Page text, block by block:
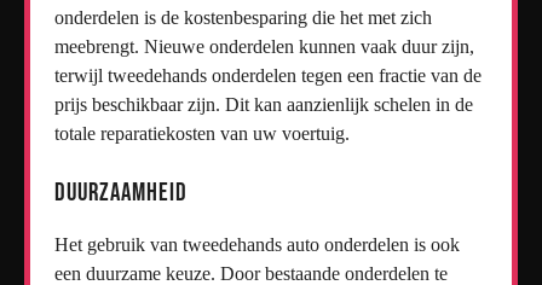
onderdelen is de kostenbesparing die het met zich
meebrengt. Nieuwe onderdelen kunnen vaak duur zijn,
terwijl tweedehands onderdelen tegen een fractie van de
prijs beschikbaar zijn. Dit kan aanzienlijk schelen in de
totale reparatiekosten van uw voertuig.
Duurzaamheid
Het gebruik van tweedehands auto onderdelen is ook
een duurzame keuze. Door bestaande onderdelen te